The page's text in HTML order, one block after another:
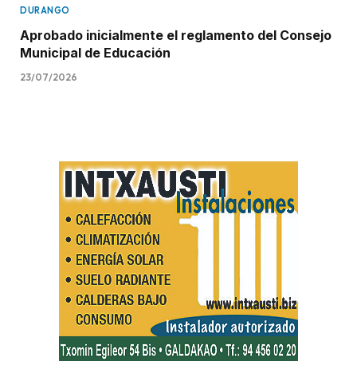
DURANGO
Aprobado inicialmente el reglamento del Consejo
Municipal de Educación
23/07/2026